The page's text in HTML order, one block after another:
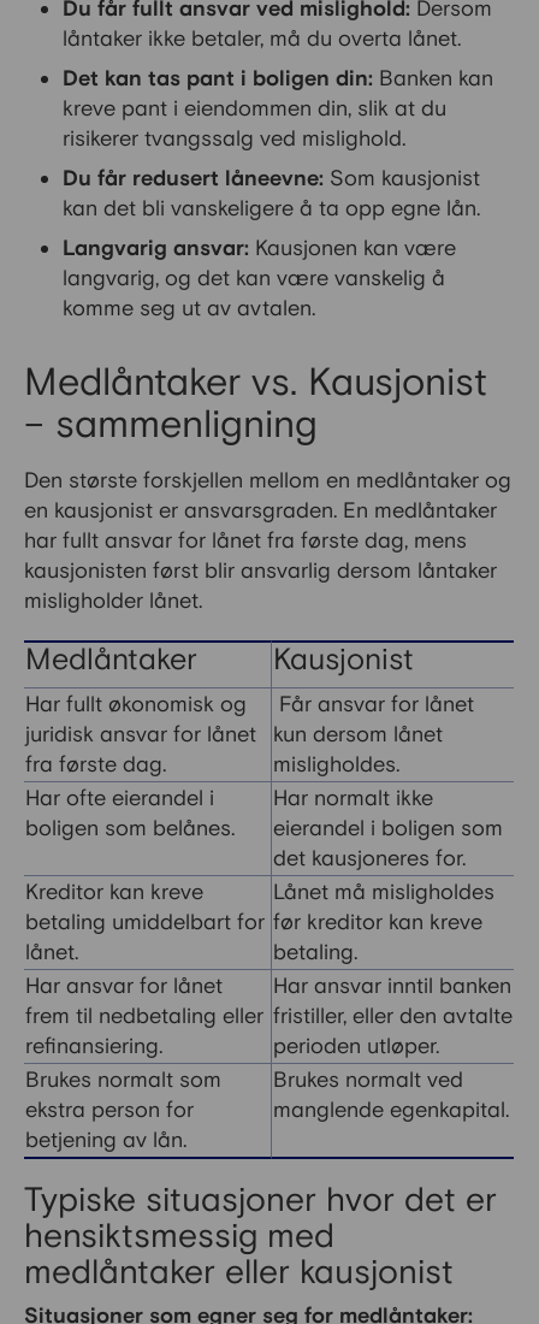
Du får fullt ansvar ved mislighold: Dersom
låntaker ikke betaler, må du overta lånet.
Det kan tas pant i boligen din: Banken kan
kreve pant i eiendommen din, slik at du
risikerer tvangssalg ved mislighold.
Du får redusert låneevne: Som kausjonist
kan det bli vanskeligere å ta opp egne lån.
Langvarig ansvar: Kausjonen kan være
langvarig, og det kan være vanskelig å
komme seg ut av avtalen.
Medlåntaker vs. Kausjonist
– sammenligning
Den største forskjellen mellom en medlåntaker og
en kausjonist er ansvarsgraden. En medlåntaker
har fullt ansvar for lånet fra første dag, mens
kausjonisten først blir ansvarlig dersom låntaker
misligholder lånet.
Medlåntaker Kausjonist
Har fullt økonomisk og
juridisk ansvar for lånet
fra første dag.
Får ansvar for lånet
kun dersom lånet
misligholdes.
Har ofte eierandel i
boligen som belånes.
Har normalt ikke
eierandel i boligen som
det kausjoneres for.
Kreditor kan kreve
betaling umiddelbart for
lånet.
Lånet må misligholdes
før kreditor kan kreve
betaling.
Har ansvar for lånet
frem til nedbetaling eller
refinansiering.
Har ansvar inntil banken
fristiller, eller den avtalte
perioden utløper.
Brukes normalt som
ekstra person for
betjening av lån.
Brukes normalt ved
manglende egenkapital.
Typiske situasjoner hvor det er
hensiktsmessig med
medlåntaker eller kausjonist
Situasjoner som egner seg for medlåntaker: